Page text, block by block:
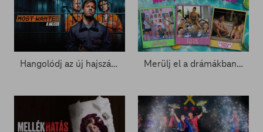
Hangolódj az új hajszára az RTL+-szal Merülj el a drámákban az RTL+-on!